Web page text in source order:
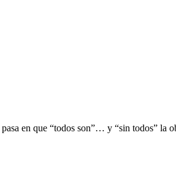
en que “todos son”… y “sin todos” la